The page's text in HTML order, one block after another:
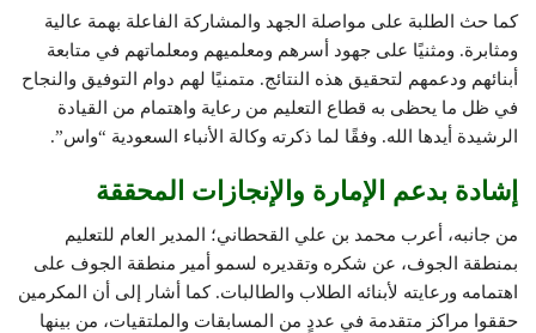
كما حث الطلبة على مواصلة الجهد والمشاركة الفاعلة بهمة عالية
ومثابرة. ومثنيًا على جهود أسرهم ومعلميهم ومعلماتهم في متابعة
أبنائهم ودعمهم لتحقيق هذه النتائج. متمنيًا لهم دوام التوفيق والنجاح
في ظل ما يحظى به قطاع التعليم من رعاية واهتمام من القيادة
الرشيدة أيدها الله. وفقًا لما ذكرته وكالة الأنباء السعودية “واس”.
إشادة بدعم الإمارة والإنجازات المحققة
من جانبه، أعرب محمد بن علي القحطاني؛ المدير العام للتعليم
بمنطقة الجوف، عن شكره وتقديره لسمو أمير منطقة الجوف على
اهتمامه ورعايته لأبنائه الطلاب والطالبات. كما أشار إلى أن المكرمين
حققوا مراكز متقدمة في عددٍ من المسابقات والملتقيات، من بينها